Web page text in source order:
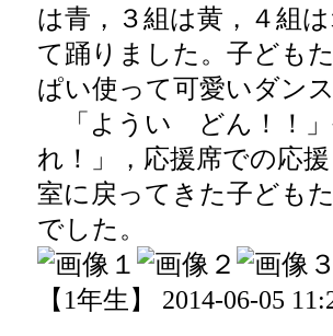
は青，３組は黄，４組
て踊りました。子ども
ぱい使って可愛いダン
「ようい どん！！」
れ！」，応援席での応
室に戻ってきた子ども
でした。
【1年生】 2014-06-05